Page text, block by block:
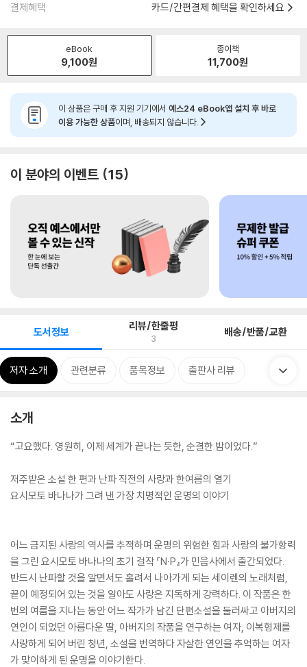
결제혜택 카드/간편결제 혜택을 확인하세요
eBook
9,100원
종이책
11,700원
이 상품은 구매 후 지원 기기에서 예스24 eBook앱 설치 후 바로
이용 가능한 상품이며, 배송되지 않습니다.
이 분야의 이벤트 15
도서정보 리뷰/한줄평
3 배송/반품/교환
저자 소개 관련분류 품목정보 출판사 리뷰
소개
“고요했다. 영원히, 이제 세계가 끝나는 듯한, 순결한 밤이었다.”
저주받은 소설 한 편과 난파 직전의 사랑과 한여름의 열기
요시모토 바나나가 그려 낸 가장 치명적인 운명의 이야기
어느 금지된 사랑의 역사를 추적하며 운명의 위험한 힘과 사랑의 불가항력
을 그린 요시모토 바나나의 초기 걸작 『N·P』가 민음사에서 출간되었다.
반드시 난파할 것을 알면서도 홀려서 나아가게 되는 세이렌의 노래처럼,
끝이 예정되어 있는 것을 알아도 사랑은 지독하게 강력하다. 이 작품은 한
번의 여름을 지나는 동안 어느 작가가 남긴 단편소설을 둘러싸고 아버지의
연인이 되었던 아름다운 딸, 아버지의 작품을 연구하는 여자, 이복형제를
사랑하게 되어 버린 청년, 소설을 번역하다 자살한 연인을 추억하는 여자
가 맞이하게 된 운명을 이야기한다.